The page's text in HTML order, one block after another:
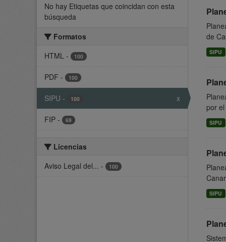
No hay Etiquetas que coincidan con esta
búsqueda
Formatos
HTML - 100
PDF - 100
SIPU - 100 x
FIP - 69
Licencias
Aviso Legal del... - 100
de
SIPU
por
SIPU
SIPU